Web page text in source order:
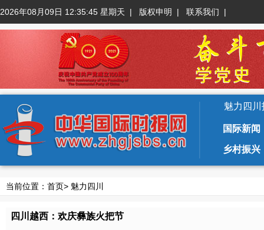
2026年08月09日 12:35:46 星期天 | 版权申明 | 联系我们 |
魅力四川
国际新闻
乡村振兴
当前位置： 首页> 魅力四川
四川越西：欢庆彝族火把节